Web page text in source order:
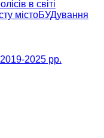
в світі
містоБУДування
2025 рр.